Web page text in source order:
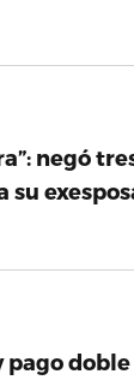
negó
su
pago doble